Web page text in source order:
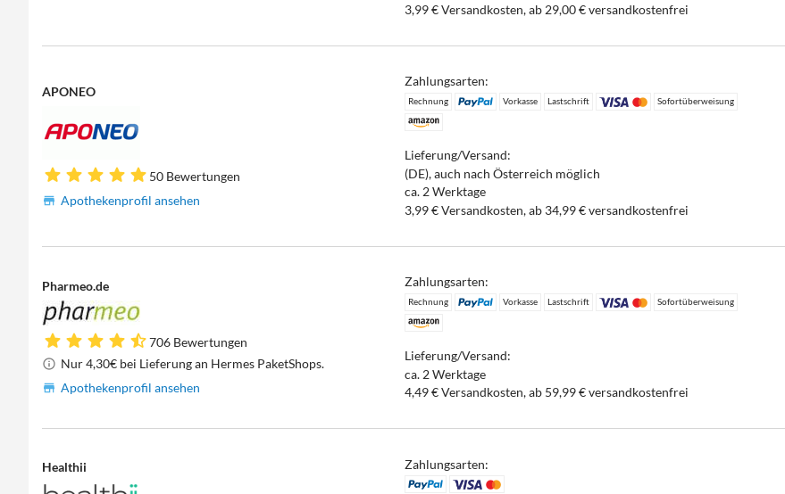
3,99 € Versandkosten, ab 29,00 € versandkostenfrei
APONEO
50 Bewertungen
Apothekenprofil ansehen
Zahlungsarten:
Rechnung Vorkasse Lastschrift Sofortüberweisung
Lieferung/Versand:
(DE), auch nach Österreich möglich
ca. 2 Werktage
3,99 € Versandkosten, ab 34,99 € versandkostenfrei
Pharmeo.de
706 Bewertungen
Nur 4,30€ bei Lieferung an Hermes PaketShops.
Apothekenprofil ansehen
Zahlungsarten:
Rechnung Vorkasse Lastschrift Sofortüberweisung
Lieferung/Versand:
ca. 2 Werktage
4,49 € Versandkosten, ab 59,99 € versandkostenfrei
Healthii Zahlungsarten: